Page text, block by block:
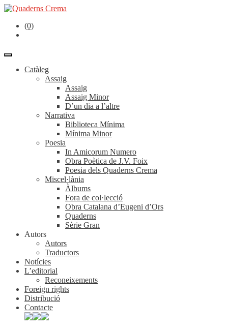
(0)
Catàleg
Assaig
Assaig
Assaig Minor
D’un dia a l’altre
Narrativa
Biblioteca Mínima
Mínima Minor
Poesia
In Amicorum Numero
Obra Poètica de J.V. Foix
Poesia dels Quaderns Crema
Miscel·lània
Àlbums
Fora de col·lecció
Obra Catalana d’Eugeni d’Ors
Quaderns
Sèrie Gran
Autors
Autors
Traductors
Notícies
L’editorial
Reconeixements
Foreign rights
Distribució
Contacte